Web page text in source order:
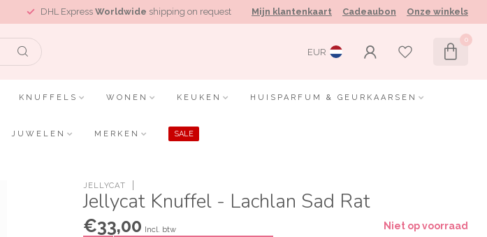
DHL Express Worldwide shipping on request Mijn klantenkaart Cadeaubon Onze winkels
EUR
0
KNUFFELS WONEN KEUKEN HUISPARFUM & GEURKAARSEN
JUWELEN MERKEN SALE
JELLYCAT
Jellycat Knuffel - Lachlan Sad Rat
€33,00 Incl. btw Niet op voorraad